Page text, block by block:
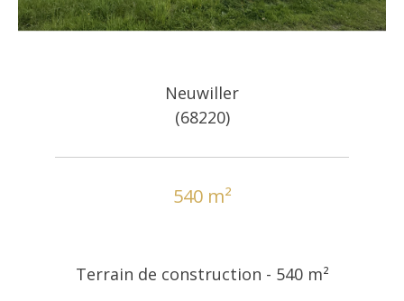
Neuwiller
(68220)
540 m²
Terrain de construction - 540 m²